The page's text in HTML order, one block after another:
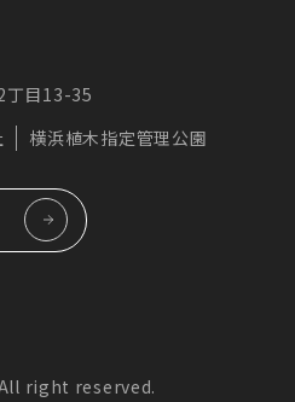
丁目13-35
横浜植木指定管理公園
right reserved.